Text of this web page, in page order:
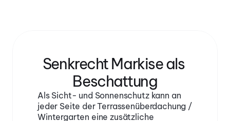
Senkrecht Markise als
Beschattung
Als Sicht- und Sonnenschutz kann an
jeder Seite der Terrassenüberdachung /
Wintergarten eine zusätzliche